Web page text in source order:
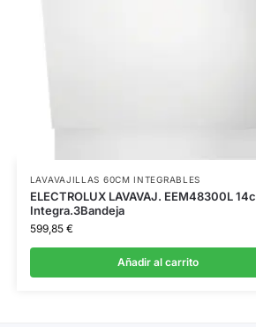
LAVAVAJILLAS 60CM INTEGRABLES
ELECTROLUX LAVAVAJ. EEM48300L 14c
Integra.3Bandeja
599,85 €
Añadir al carrito